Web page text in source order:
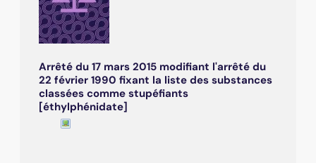
Arrêté du 17 mars 2015 modifiant l'arrêté du
22 février 1990 fixant la liste des substances
classées comme stupéfiants
[éthylphénidate]